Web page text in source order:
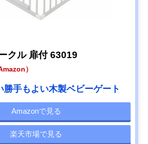
クル 扉付 63019
）
勝手もよい木製ベビーゲート
Amazonで見る
楽天市場で見る